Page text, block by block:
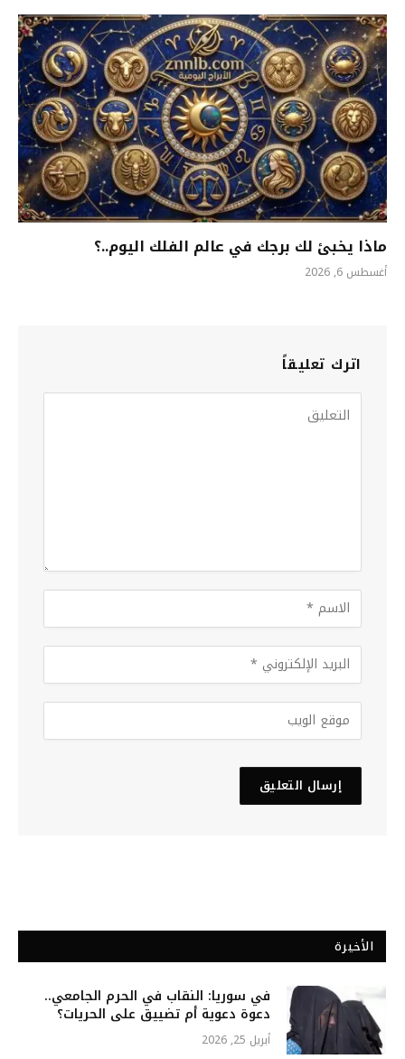
ماذا يخبئ لك برجك في عالم الفلك اليوم..؟
أغسطس 6, 2026
اترك تعليقاً
الأخيرة
في سوريا: النقاب في الحرم الجامعي..
دعوة دعوية أم تضييق على الحريات؟
أبريل 25, 2026